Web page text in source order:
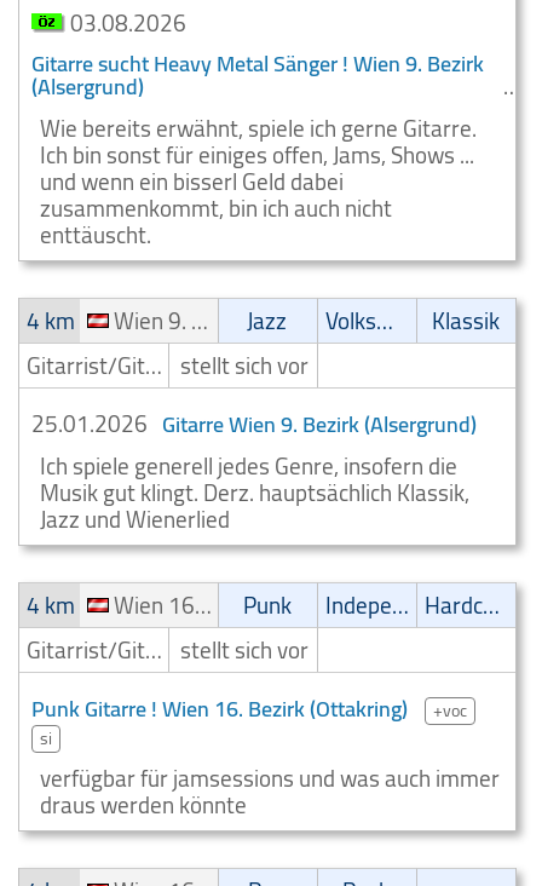
03.08.2026
Gitarre sucht Heavy Metal Sänger ! Wien 9. Bezirk
(Alsergrund)
Wie bereits erwähnt, spiele ich gerne Gitarre.
Ich bin sonst für einiges offen, Jams, Shows ...
und wenn ein bisserl Geld dabei
zusammenkommt, bin ich auch nicht
enttäuscht.
4 km
Wien 9. Bezirk (Alsergrund) Jazz Volksmusik
Klassik
Gitarrist/Gitarrenspieler stellt sich vor
25.01.2026 Gitarre Wien 9. Bezirk (Alsergrund)
Ich spiele generell jedes Genre, insofern die
Musik gut klingt. Derz. hauptsächlich Klassik,
Jazz und Wienerlied
4 km
Wien 16. Bezirk (Ottakring) Punk Independent
Hardcore
Gitarrist/Gitarrenspieler stellt sich vor
Punk Gitarre ! Wien 16. Bezirk (Ottakring)
+voc
si
verfügbar für jamsessions und was auch immer
draus werden könnte